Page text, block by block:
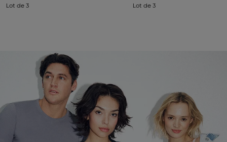
Lot de 3 Lot de 3